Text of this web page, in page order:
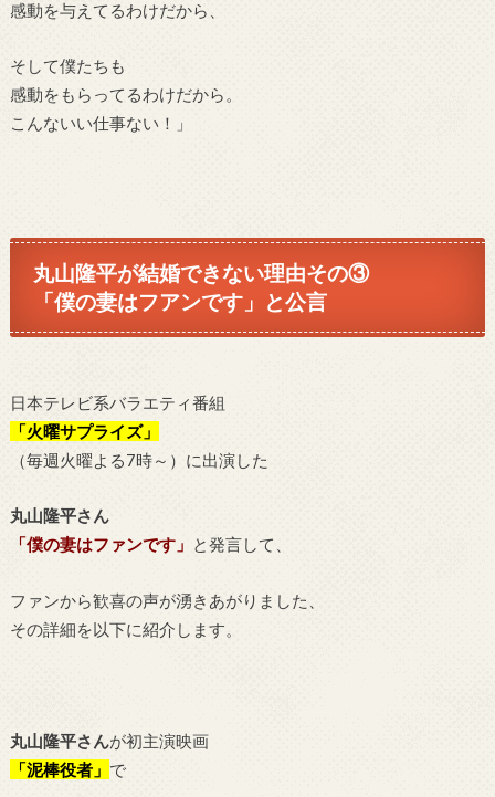
感動を与えてるわけだから、
そして僕たちも
感動をもらってるわけだから。
こんないい仕事ない！」
丸山隆平が結婚できない理由その③
「僕の妻はフアンです」と公言
日本テレビ系バラエティ番組
「火曜サプライズ」
（毎週火曜よる7時～）に出演した
丸山隆平さん
「僕の妻はファンです」 と発言して、
ファンから歓喜の声が湧きあがりました、
その詳細を以下に紹介します。
丸山隆平さんが初主演映画
「泥棒役者」 で